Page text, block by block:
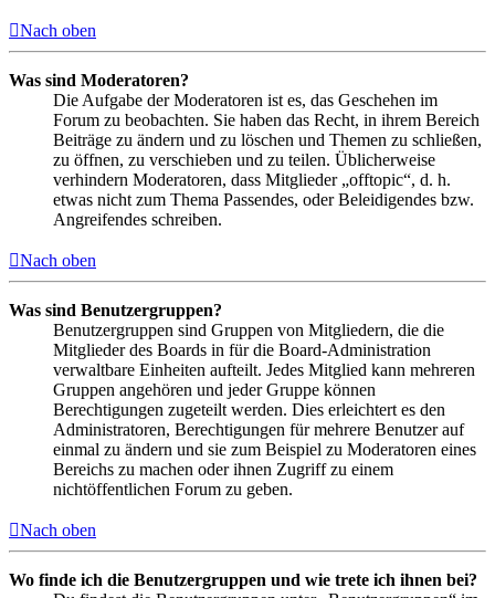
Nach oben
Was sind Moderatoren?
Die Aufgabe der Moderatoren ist es, das Geschehen im
Forum zu beobachten. Sie haben das Recht, in ihrem Bereich
Beiträge zu ändern und zu löschen und Themen zu schließen,
zu öffnen, zu verschieben und zu teilen. Üblicherweise
verhindern Moderatoren, dass Mitglieder „offtopic“, d. h.
etwas nicht zum Thema Passendes, oder Beleidigendes bzw.
Angreifendes schreiben.
Nach oben
Was sind Benutzergruppen?
Benutzergruppen sind Gruppen von Mitgliedern, die die
Mitglieder des Boards in für die Board-Administration
verwaltbare Einheiten aufteilt. Jedes Mitglied kann mehreren
Gruppen angehören und jeder Gruppe können
Berechtigungen zugeteilt werden. Dies erleichtert es den
Administratoren, Berechtigungen für mehrere Benutzer auf
einmal zu ändern und sie zum Beispiel zu Moderatoren eines
Bereichs zu machen oder ihnen Zugriff zu einem
nichtöffentlichen Forum zu geben.
Nach oben
Wo finde ich die Benutzergruppen und wie trete ich ihnen bei?